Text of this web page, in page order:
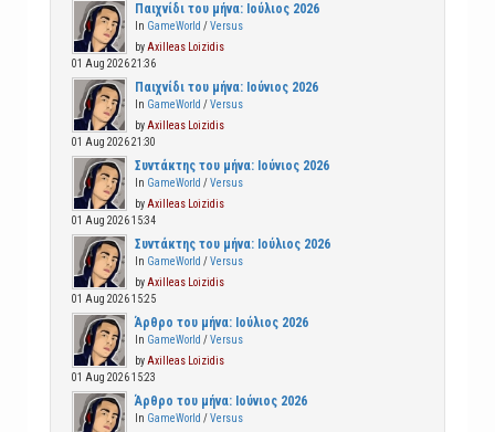
Παιχνίδι του μήνα: Ιούλιος 2026
In GameWorld /Versus
by Axilleas Loizidis
01 Aug 2026 21:36
Παιχνίδι του μήνα: Ιούνιος 2026
In GameWorld /Versus
by Axilleas Loizidis
01 Aug 2026 21:30
Συντάκτης του μήνα: Ιούνιος 2026
In GameWorld /Versus
by Axilleas Loizidis
01 Aug 2026 15:34
Συντάκτης του μήνα: Ιούλιος 2026
In GameWorld /Versus
by Axilleas Loizidis
01 Aug 2026 15:25
Άρθρο του μήνα: Ιούλιος 2026
In GameWorld /Versus
by Axilleas Loizidis
01 Aug 2026 15:23
Άρθρο του μήνα: Ιούνιος 2026
In GameWorld /Versus